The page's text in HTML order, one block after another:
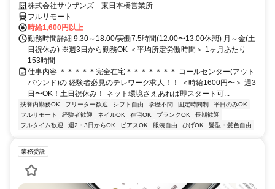
株式会社サウザンズ 東日本橋営業所
フルリモート
時給1,600円以上
勤務時間詳細 9:30～18:00/実働7.5時間(12:00〜13:00休憩) 月～金(土
日祝休み) ※週3日から勤務OK ＜平均所定労働時間＞ 1ヶ月あたり
153時間
仕事内容 ＊＊＊＊＊完全在宅＊＊＊＊＊＊＊ コールセンター(アウト
バウンド)の 経験者必見のテレワーク求人！！ ＜時給1600円〜＞ 週3
日〜OK！土日祝休み！ ネット環境さえあれば即スタート可...
扶養内勤務OK フリーター歓迎 シフト自由 学歴不問 固定時間制
平日のみOK
フルリモート
経験者歓迎 ネイルOK 在宅OK ブランクOK
長期歓迎
フルタイム歓迎
週2・3日からOK ピアスOK 服装自由 ひげOK 髪型・髪色自由
業務委託